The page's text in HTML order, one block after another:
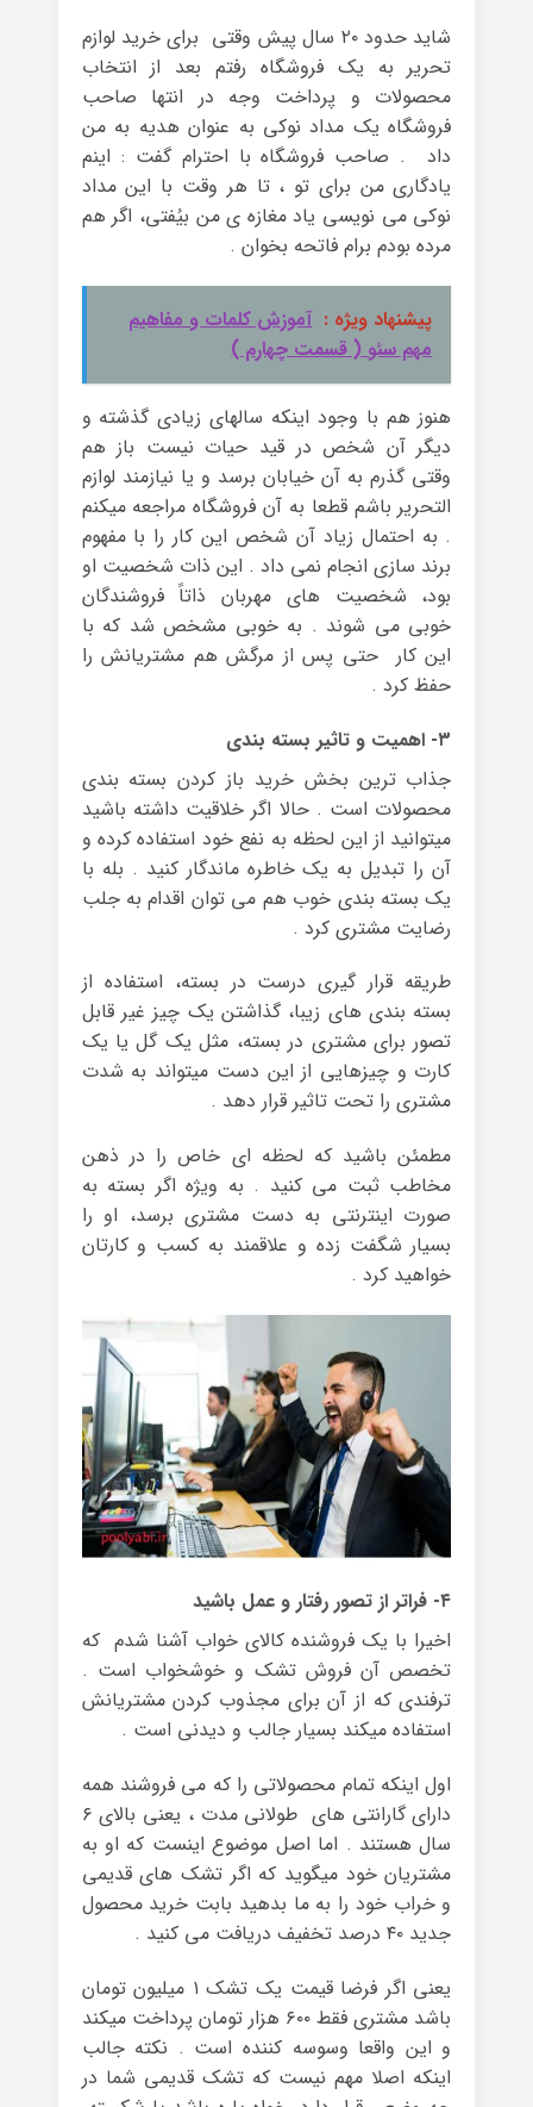
شاید حدود ۲۰ سال پیش وقتی برای خرید لوازم
تحریر به یک فروشگاه رفتم بعد از انتخاب
محصولات و پرداخت وجه در انتها صاحب
فروشگاه یک مداد نوکی به عنوان هدیه به من
داد . صاحب فروشگاه با احترام گفت : اینم
یادگاری من برای تو ، تا هر وقت با این مداد
نوکی می نویسی یاد مغازه ی من بیُفتی، اگر هم
مرده بودم برام فاتحه بخوان .
پیشنهاد ویژه : آموزش کلمات و مفاهیم
مهم سئو ( قسمت چهارم )
هنوز هم با وجود اینکه سالهای زیادی گذشته و
دیگر آن شخص در قید حیات نیست باز هم
وقتی گذرم به آن خیابان برسد و یا نیازمند لوازم
التحریر باشم قطعا به آن فروشگاه مراجعه میکنم
. به احتمال زیاد آن شخص این کار را با مفهوم
برند سازی انجام نمی داد . این ذات شخصیت او
بود، شخصیت های مهربان ذاتاً فروشندگان
خوبی می شوند . به خوبی مشخص شد که با
این کار حتی پس از مرگش هم مشتریانش را
حفظ کرد .
۳- اهمیت و تاثیر بسته بندی
جذاب ترین بخش خرید باز کردن بسته بندی
محصولات است . حالا اگر خلاقیت داشته باشید
میتوانید از این لحظه به نفع خود استفاده کرده و
آن را تبدیل به یک خاطره ماندگار کنید . بله با
یک بسته بندی خوب هم می توان اقدام به جلب
رضایت مشتری کرد .
طریقه قرار گیری درست در بسته، استفاده از
بسته بندی های زیبا، گذاشتن یک چیز غیر قابل
تصور برای مشتری در بسته، مثل یک گل یا یک
کارت و چیزهایی از این دست میتواند به شدت
مشتری را تحت تاثیر قرار دهد .
مطمئن باشید که لحظه ای خاص را در ذهن
مخاطب ثبت می کنید . به ویژه اگر بسته به
صورت اینترنتی به دست مشتری برسد، او را
بسیار شگفت زده و علاقمند به کسب و کارتان
خواهید کرد .
۴- فراتر از تصور رفتار و عمل باشید
اخیرا با یک فروشنده کالای خواب آشنا شدم که
تخصص آن فروش تشک و خوشخواب است .
ترفندی که از آن برای مجذوب کردن مشتریانش
استفاده میکند بسیار جالب و دیدنی است .
اول اینکه تمام محصولاتی را که می فروشند همه
دارای گارانتی های طولانی مدت ، یعنی بالای ۶
سال هستند . اما اصل موضوع اینست که او به
مشتریان خود میگوید که اگر تشک های قدیمی
و خراب خود را به ما بدهید بابت خرید محصول
جدید ۴۰ درصد تخفیف دریافت می کنید .
یعنی اگر فرضا قیمت یک تشک ۱ میلیون تومان
باشد مشتری فقط ۶۰۰ هزار تومان پرداخت میکند
و این واقعا وسوسه کننده است . نکته جالب
اینکه اصلا مهم نیست که تشک قدیمی شما در